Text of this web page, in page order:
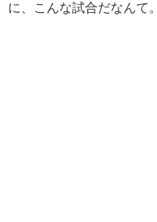
に、こんな試合だなんて